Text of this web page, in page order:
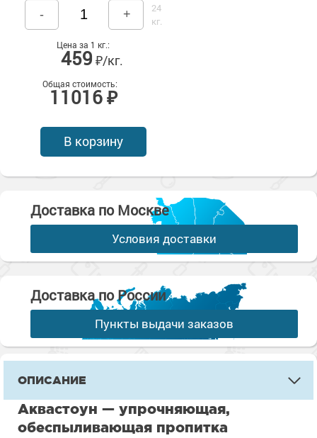
- +
24
кг.
Цена за 1 кг.:
459 ₽/кг.
Общая стоимость:
11016 ₽
В корзину
Доставка по Москве
Условия доставки
Доставка по России
Пункты выдачи заказов
ОПИСАНИЕ
Аквастоун — упрочняющая,
обеспыливающая пропитка